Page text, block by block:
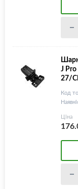
J
27/
Код
Ціна